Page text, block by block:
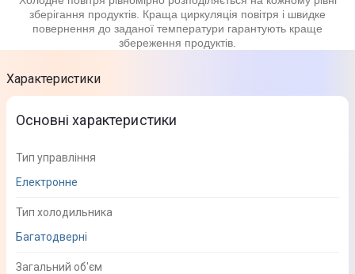
зберігання продуктів. Краща циркуляція повітря і швидке
повернення до заданої температури гарантують краще
збереження продуктів.
Характеристики
Основні характеристики
Тип управління
Електронне
Тип холодильника
Багатодверні
Загальний об'єм